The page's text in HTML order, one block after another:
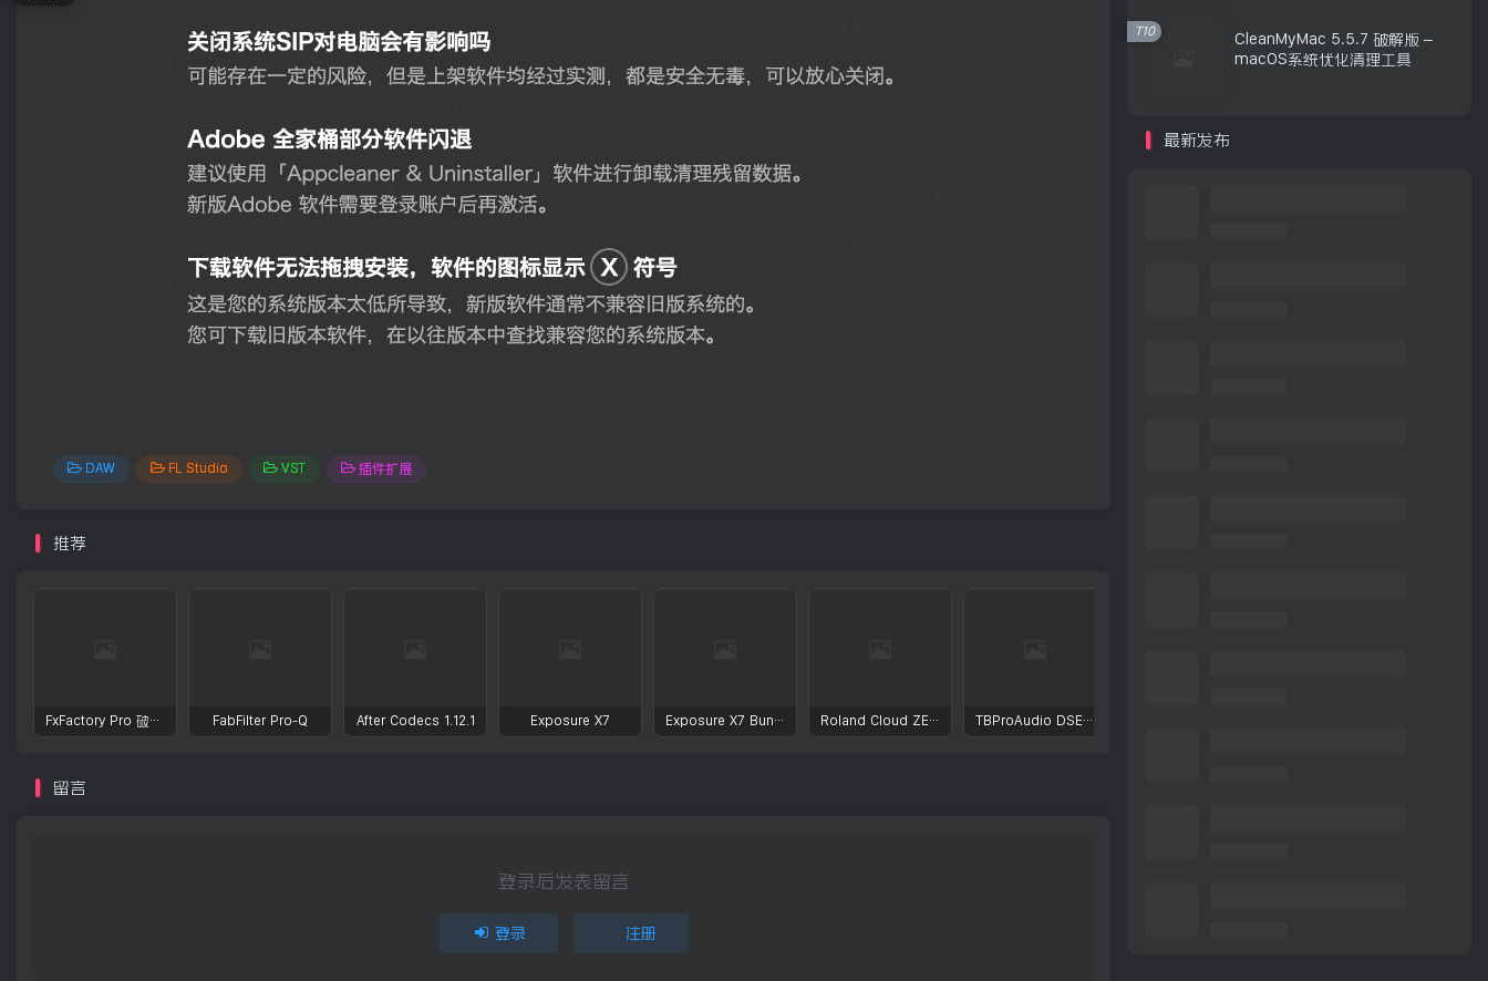
DAW FL Studio VST 插件扩展
推荐
FxFactory Pro 破解版 视觉效果插件工具包 FabFilter Pro-Q After Codecs 1.12.1 Exposure X7 Exposure X7 Bundle Roland Cloud ZENOLOGY Pro Collection TBProAudio DSEQ3
留言
登录后发表留言
登录 注册
CleanMyMac 5.5.7 破解版 –
macOS系统优化清理工具
T10
最新发布